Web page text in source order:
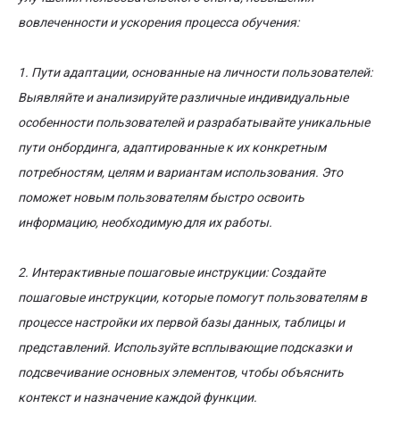
вовлеченности и ускорения процесса обучения:
1. Пути адаптации, основанные на личности пользователей:
Выявляйте и анализируйте различные индивидуальные
особенности пользователей и разрабатывайте уникальные
пути онбординга, адаптированные к их конкретным
потребностям, целям и вариантам использования. Это
поможет новым пользователям быстро освоить
информацию, необходимую для их работы.
2. Интерактивные пошаговые инструкции: Создайте
пошаговые инструкции, которые помогут пользователям в
процессе настройки их первой базы данных, таблицы и
представлений. Используйте всплывающие подсказки и
подсвечивание основных элементов, чтобы объяснить
контекст и назначение каждой функции.